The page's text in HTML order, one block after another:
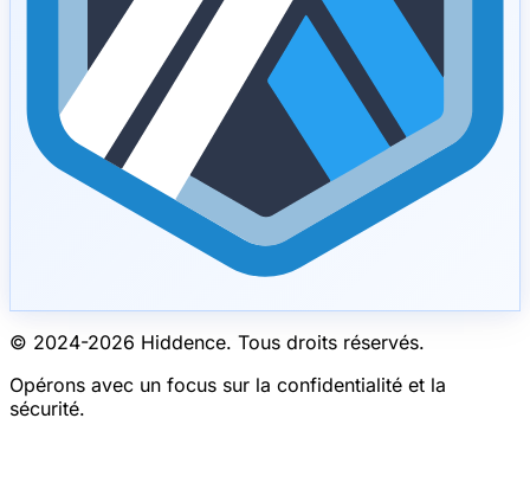
© 2024-2026 Hiddence. Tous droits réservés.
Opérons avec un focus sur la confidentialité et la
sécurité.